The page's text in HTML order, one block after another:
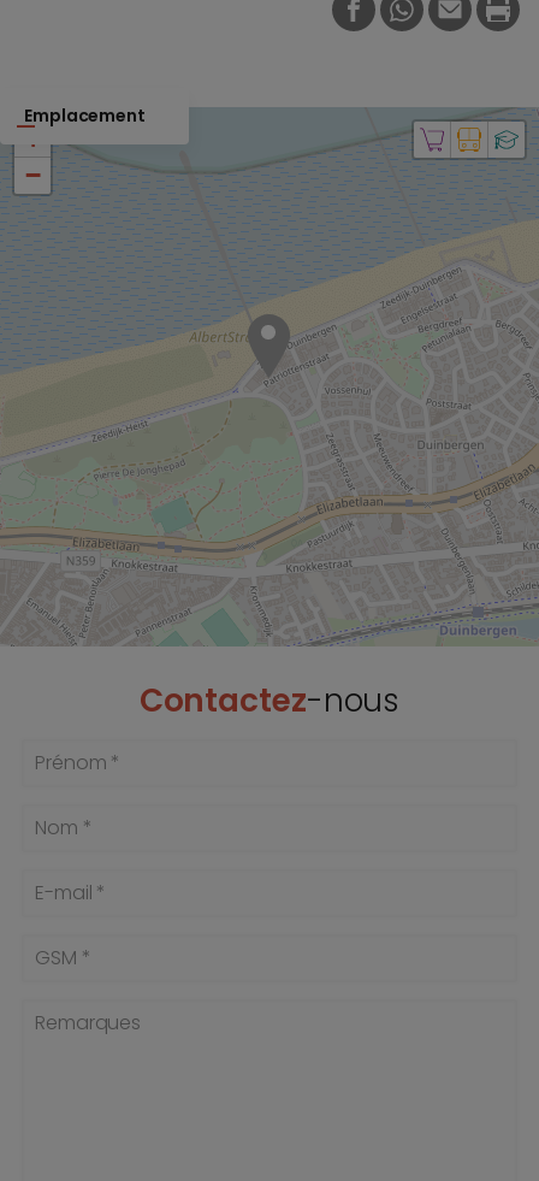
FACEBOOK
WHATSAPP
E-MAIL
Emplacement
+
−
Contactez-nous
Prénom *
Nom *
E-mail *
GSM *
Remarques